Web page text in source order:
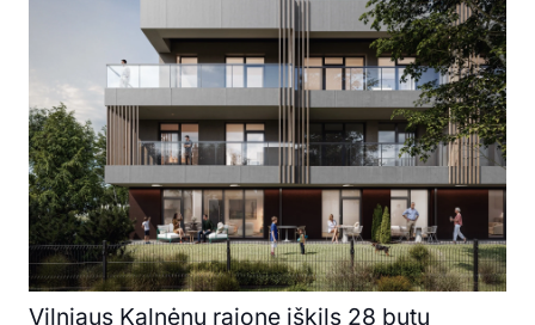
Vilniaus Kalnėnų rajone iškils 28 butų